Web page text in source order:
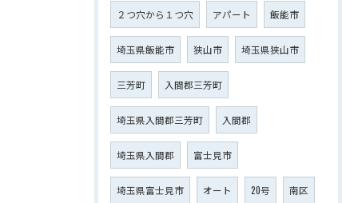
２つ穴から１つ穴 アパート 飯能市
埼玉県飯能市 狭山市 埼玉県狭山市
三芳町 入間郡三芳町
埼玉県入間郡三芳町 入間郡
埼玉県入間郡 富士見市
埼玉県富士見市 オート 20号 南区